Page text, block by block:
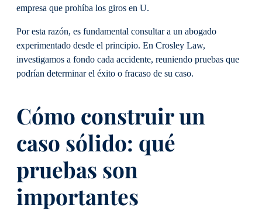
empresa que prohíba los giros en U.
Por esta razón, es fundamental consultar a un abogado
experimentado desde el principio. En Crosley Law,
investigamos a fondo cada accidente, reuniendo pruebas que
podrían determinar el éxito o fracaso de su caso.
Cómo construir un
caso sólido: qué
pruebas son
importantes